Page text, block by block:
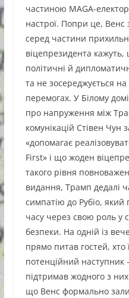
частиною MAGA-
настрої. Попри це,
серед частини
віцепрезидента кажуть,
політичні й
та не зосереджується
перемогах. У Білому
про напруження між
комунікацій Стівен Чун
«допомагає
First» і що жоден
такого рівня
видання, Трамп дедалі
симпатію до Рубіо, який
часу через свою роль у
безпеки. На одній із
прямо питав гостей, хто
потенційний
підтримав жодного з
що Венс формально